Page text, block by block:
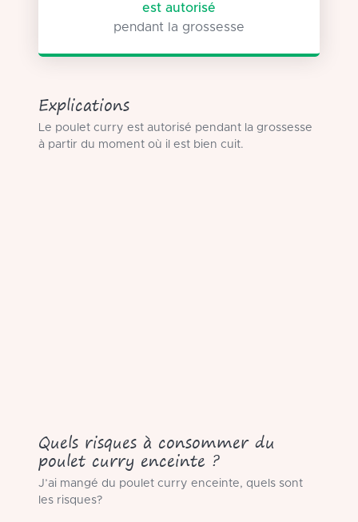
est autorisé
pendant la grossesse
Explications
Le poulet curry est autorisé pendant la grossesse
à partir du moment où il est bien cuit.
Quels risques à consommer du
poulet curry enceinte ?
J’ai mangé du poulet curry enceinte, quels sont
les risques?